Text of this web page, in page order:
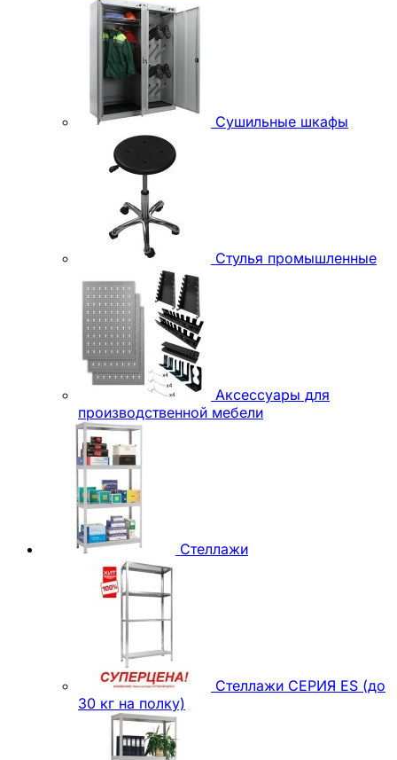
Сушильные шкафы
Стулья промышленные
Аксессуары для
производственной мебели
Стеллажи
Стеллажи СЕРИЯ ES (до
30 кг на полку)